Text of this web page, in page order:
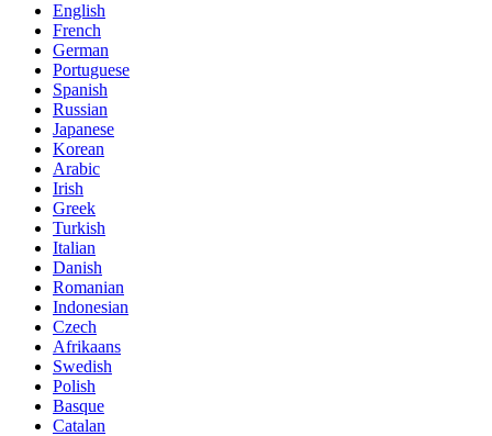
English
French
German
Portuguese
Spanish
Russian
Japanese
Korean
Arabic
Irish
Greek
Turkish
Italian
Danish
Romanian
Indonesian
Czech
Afrikaans
Swedish
Polish
Basque
Catalan